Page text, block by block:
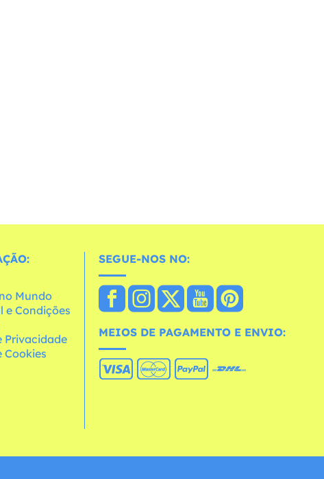
Mundo
e Condições
Privacidade
Cookies
SEGUE-NOS NO:
MEIOS DE PAGAMENTO E ENVIO: